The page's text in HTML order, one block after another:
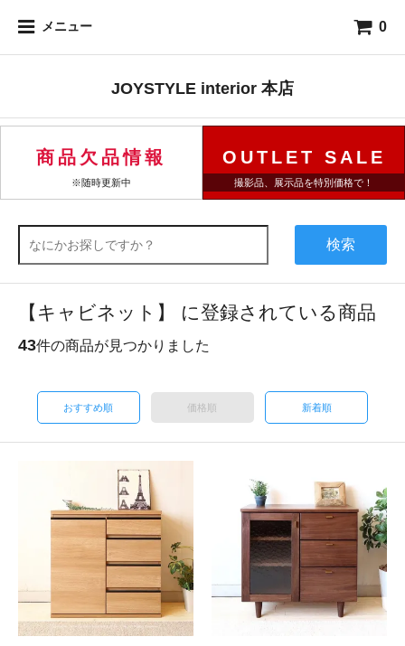
メニュー 0
JOYSTYLE interior 本店
商品欠品情報
※随時更新中
OUTLET SALE
撮影品、展示品を特別価格で！
検索
【キャビネット】 に登録されている商品
43件の商品が見つかりました
おすすめ順 価格順 新着順